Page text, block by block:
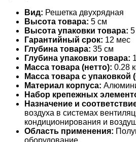
Вид: Решетка двухрядная
Высота товара: 5 см
Высота упаковки товара:
Гарантийный срок: 12 мес
Глубина товара: 35 см
Глубина упаковки товара:
Масса товара (нетто): 0.28
Масса товара с упаковкой
Материал корпуса:
Набор крепежных
Назначение и
воздуха в системах
кондиционирования и
Область применения:
оборудование